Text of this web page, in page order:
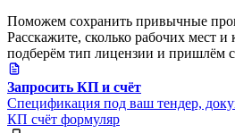
Поможем сохранить привычные
Расскажите, сколько рабочих мест и
подберём тип лицензии и пришлём
Запросить КП и счёт
Спецификация под ваш тендер,
КП счёт формуляр